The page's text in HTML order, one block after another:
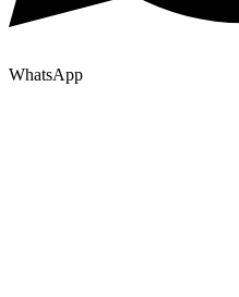
WhatsApp